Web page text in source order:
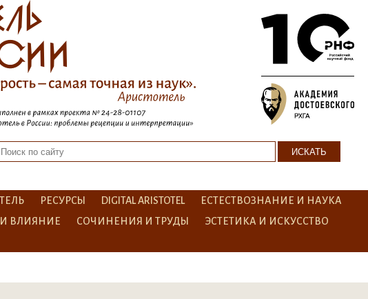
РЕСУРСЫ DIGITAL ARISTOTEL
ЕСТЕСТВОЗНАНИЕ И НАУКА
ВЛИЯНИЕ СОЧИНЕНИЯ И ТРУДЫ
ЭСТЕТИКА И ИСКУССТВО